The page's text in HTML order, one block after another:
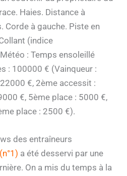
Haies. Distance à
Corde à gauche. Piste en
(indice
: Temps ensoleillé
: 100000 € (Vainqueur :
€, 2ème accessit :
€, 5ème place : 5000 €,
place : 2500 €).
des entraîneurs
a été desservi par une
On a mis du temps à la